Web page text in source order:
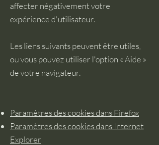
affecter négativement votre
expérience d'utilisateur.
Les liens suivants peuvent être utiles,
ou vous pouvez utiliser l'option « Aide »
de votre navigateur.
Paramètres des cookies dans Firefox
Paramètres des cookies dans Internet
Explorer